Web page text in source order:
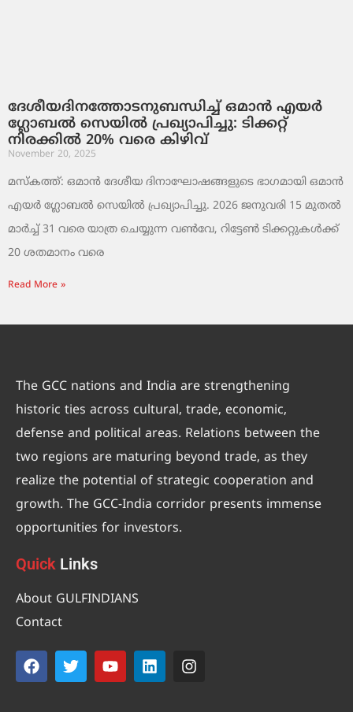
ദേശീയദിനത്തോടനുബന്ധിച്ച് ഒമാൻ എയർ
ഗ്ലോബൽ സെയിൽ പ്രഖ്യാപിച്ചു: ടിക്കറ്റ്
നിരക്കിൽ 20% വരെ കിഴിവ്
November 20, 2025
മസ്‌കത്ത്: ഒമാൻ ദേശീയ ദിനാഘോഷങ്ങളുടെ ഭാഗമായി ഒമാൻ
എയർ ഗ്ലോബൽ സെയിൽ പ്രഖ്യാപിച്ചു. 2026 ജനുവരി 15 മുതൽ
മാർച്ച് 31 വരെ യാത്ര ചെയ്യുന്ന വൺവേ, റിട്ടേൺ ടിക്കറ്റുകൾക്ക്
20 ശതമാനം വരെ
Read More »
The GCC nations and India are strengthening
historic ties across cultural, trade, economic,
defense and political areas. Relations between the
two regions are maturing beyond trade, as they
realize the potential of strategic cooperation and
growth. The GCC-India corridor presents immense
opportunities for investors.
Quick Links
About GULFINDIANS
Contact